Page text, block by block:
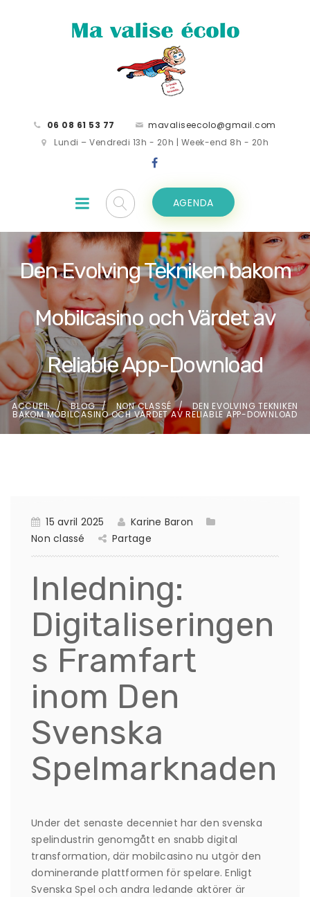
06 08 61 53 77
mavaliseecolo@gmail.com
Lundi – Vendredi 13h - 20h | Week-end 8h - 20h
AGENDA
Den Evolving Tekniken bakom
Mobilcasino och Värdet av
Reliable App-Download
ACCUEIL BLOG NON CLASSÉ DEN EVOLVING TEKNIKEN
BAKOM MOBILCASINO OCH VÄRDET AV RELIABLE APP-DOWNLOAD
15 avril 2025
Karine Baron
Non classé
Partage
Inledning:
Digitaliseringen
s Framfart
inom Den
Svenska
Spelmarknaden
Under det senaste decenniet har den svenska
spelindustrin genomgått en snabb digital
transformation, där mobilcasino nu utgör den
dominerande plattformen för spelare. Enligt
Svenska Spel och andra ledande aktörer är